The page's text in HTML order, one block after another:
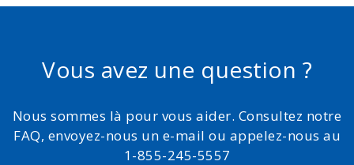
Vous avez une question ?
Nous sommes là pour vous aider. Consultez notre
FAQ, envoyez-nous un e-mail ou appelez-nous au
1-855-245-5557